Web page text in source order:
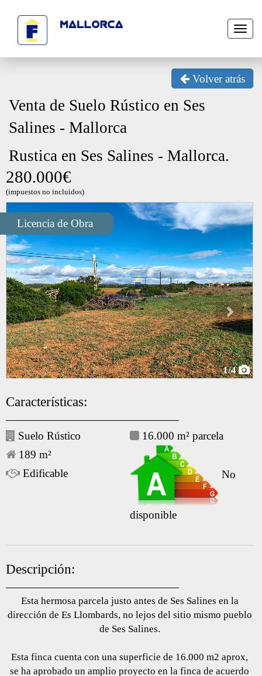
Toggle
Volver atrás
Venta de Suelo Rústico en Ses
Salines - Mallorca
Rustica en Ses Salines - Mallorca.
280.000€
(impuestos no incluidos)
Licencia de Obra
Next
1/4
Características:
Suelo Rústico
189 m²
Edificable
16.000 m² parcela
No
disponible
Descripción:
Esta hermosa parcela justo antes de Ses Salines en la
dirección de Es Llombards, no lejos del sitio mismo pueblo
de Ses Salines.
Esta finca cuenta con una superficie de 16.000 m2 aprox,
se ha aprobado un amplio proyecto en la finca de acuerdo